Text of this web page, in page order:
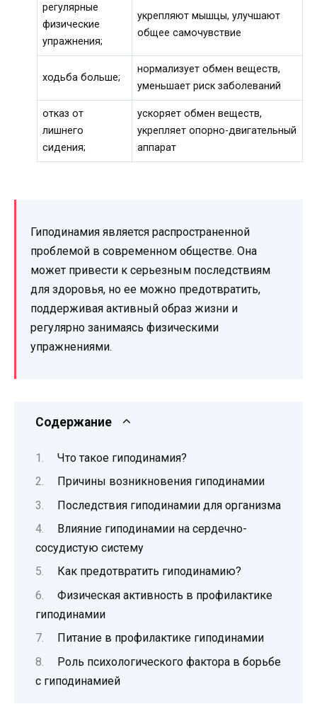
регулярные
физические
упражнения;
укрепляют мышцы, улучшают
общее самочувствие
ходьба больше;
нормализует обмен веществ,
уменьшает риск заболеваний
отказ от
лишнего
сидения;
ускоряет обмен веществ,
укрепляет опорно-двигательный
аппарат
Гиподинамия является распространенной
проблемой в современном обществе. Она
может привести к серьезным последствиям
для здоровья, но ее можно предотвратить,
поддерживая активный образ жизни и
регулярно занимаясь физическими
упражнениями.
Содержание
Что такое гиподинамия?
Причины возникновения гиподинамии
Последствия гиподинамии для организма
Влияние гиподинамии на сердечно-
сосудистую систему
Как предотвратить гиподинамию?
Физическая активность в профилактике
гиподинамии
Питание в профилактике гиподинамии
Роль психологического фактора в борьбе
с гиподинамией